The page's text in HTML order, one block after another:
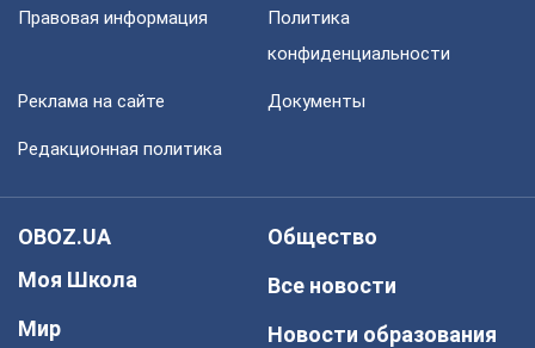
Правовая информация
Политика
конфиденциальности
Реклама на сайте Документы
Редакционная политика
OBOZ.UA
Моя Школа
Мир
Общество
Все новости
Новости образования